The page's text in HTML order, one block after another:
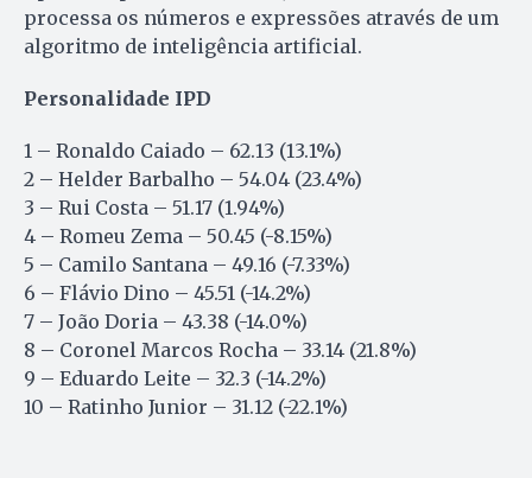
processa os números e expressões através de um
algoritmo de inteligência artificial.
Personalidade IPD
1 – Ronaldo Caiado – 62.13 (13.1%)
2 – Helder Barbalho – 54.04 (23.4%)
3 – Rui Costa – 51.17 (1.94%)
4 – Romeu Zema – 50.45 (-8.15%)
5 – Camilo Santana – 49.16 (-7.33%)
6 – Flávio Dino – 45.51 (-14.2%)
7 – João Doria – 43.38 (-14.0%)
8 – Coronel Marcos Rocha – 33.14 (21.8%)
9 – Eduardo Leite – 32.3 (-14.2%)
10 – Ratinho Junior – 31.12 (-22.1%)